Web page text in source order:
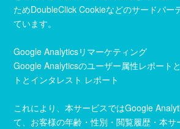
ためDoubleClick Cookieなどのサードパー
ています。
Google Analyticsリマーケティング
Google Analyticsのユーザー属性レポート
トとインタレスト レポート
これにより、本サービスではGoogle
て、お客様の年齢・性別・閲覧履歴・本